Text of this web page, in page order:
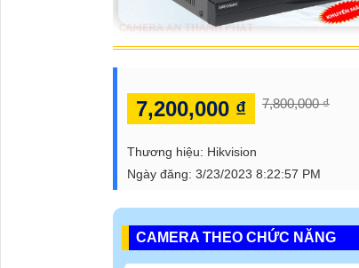
7,200,000 ₫ 7,800,000 ₫
Thương hiệu: Hikvision
Ngày đăng: 3/23/2023 8:22:57 PM
CAMERA THEO CHỨC NĂNG